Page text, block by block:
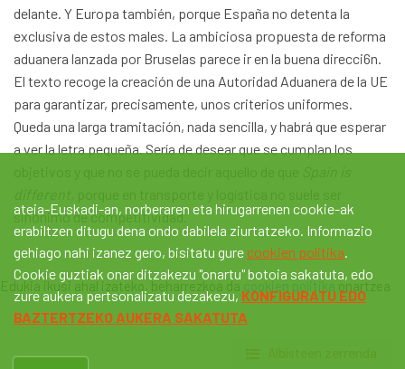
delante. Y Europa también, porque España no detenta la
exclusiva de es­tos males. La ambiciosa propuesta de reforma
aduanera lanzada por Bruselas parece ir en la buena direcci6n.
El texto recoge la creación de una Autoridad Aduanera de la UE
para garantizar, precisamente, unos criterios uniformes.
Queda una larga tramitación, nada sencilla, y habrá que esperar
a ver la letra pequeña. Sería de desear que se cumplan los
sinónimo de competitividad.
Edukia ikusi ahal izateko, beharrezkoa da cookien politika onartzea
ateia-Euskadi-an, norberaren eta hirugarrenen cookie-ak
erabiltzen ditugu dena ondo dabilela ziurtatzeko. Informazio
gehiago nahi izanez gero, bisitatu gure cookien politika.
Cookie guztiak onar ditzakezu "onartu" botoia sakatuta, edo
zure aukera pertsonalizatu dezakezu, KONFIGURATU EDO
BAZTERTZEKO AUKERA SAKATUTA